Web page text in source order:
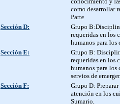
como desarrollar
Parte
Sección D:
Grupo
requeridas en los
humanos para los
Sección E:
Grupo B:
requeridas en los
humanos para los
servios de
Sección F:
Grupo D:
atención en los
Sumario.